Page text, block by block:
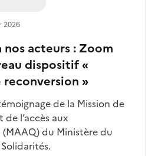
nos acteurs : Zoom
dispositif «
reconversion »
de la Mission de
de l’accès aux
du Ministère du
2026